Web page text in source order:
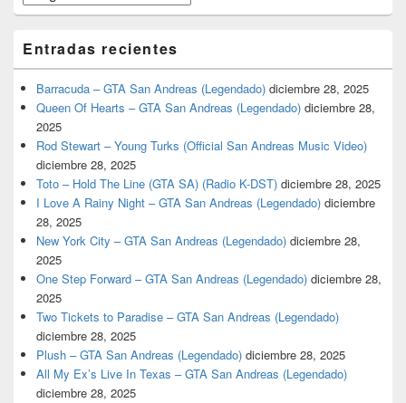
Entradas recientes
Barracuda – GTA San Andreas (Legendado) diciembre 28, 2025
Queen Of Hearts – GTA San Andreas (Legendado) diciembre 28,
2025
Rod Stewart – Young Turks (Official San Andreas Music Video)
diciembre 28, 2025
Toto – Hold The Line (GTA SA) (Radio K-DST) diciembre 28, 2025
I Love A Rainy Night – GTA San Andreas (Legendado) diciembre
28, 2025
New York City – GTA San Andreas (Legendado) diciembre 28,
2025
One Step Forward – GTA San Andreas (Legendado) diciembre 28,
2025
Two Tickets to Paradise – GTA San Andreas (Legendado)
diciembre 28, 2025
Plush – GTA San Andreas (Legendado) diciembre 28, 2025
All My Ex’s Live In Texas – GTA San Andreas (Legendado)
diciembre 28, 2025